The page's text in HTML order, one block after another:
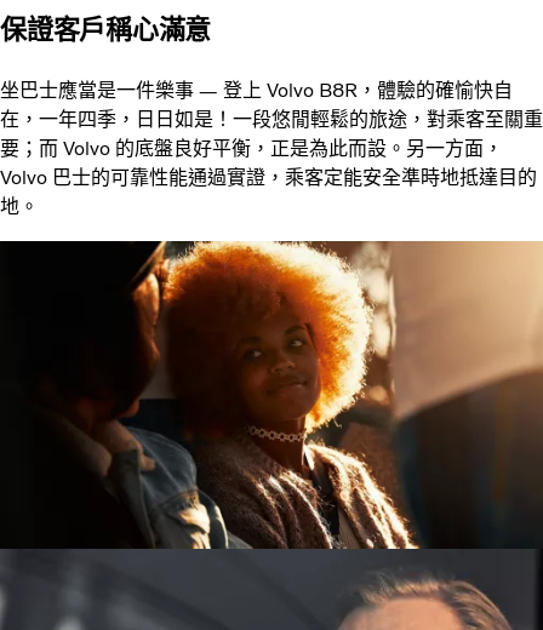
保證客戶稱心滿意
坐巴士應當是一件樂事 — 登上 Volvo B8R，體驗的確愉快自
在，一年四季，日日如是！一段悠閒輕鬆的旅途，對乘客至關重
要；而 Volvo 的底盤良好平衡，正是為此而設。另一方面，
Volvo 巴士的可靠性能通過實證，乘客定能安全準時地抵達目的
地。